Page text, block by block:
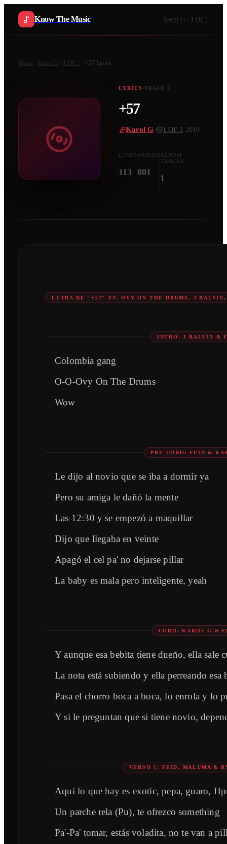
Know The Music Karol G 1 OF 1
Home Karol G 1 OF 1 +57 Lyrics
LYRICS TRACK 7
+57
Karol G 1 OF 1 2019
LINES
113
WORDS
801
ALBUM
TRACKS
1
LETRA DE "+57" FT. OVY ON THE DRUMS, J
INTRO: J BALVIN &
Colombia gang
O-O-Ovy On The Drums
Wow
PRE-CORO: FEID &
Le dijo al novio que se iba a dormir ya
Pero su amiga le dañó la mente
Las 12:30 y se empezó a maquillar
Dijo que llegaba en veinte
Apagó el cel pa' no dejarse pillar
La baby es mala pero inteligente, yeah
CORO: KAROL G &
Y aunque esa bebita tiene dueño, ella sale
La nota está subiendo y ella perreando esa
Pasa el chorro boca a boca, lo enrola y lo
Y si le preguntan que si tiene novio,
VERSO 1: FEID, MALUMA &
Aquí lo que hay es exotic, pepa, guaro,
Un parche rela (Pu), te ofrezco something
Pa'-Pa' tomar, estás voladita, no te van a